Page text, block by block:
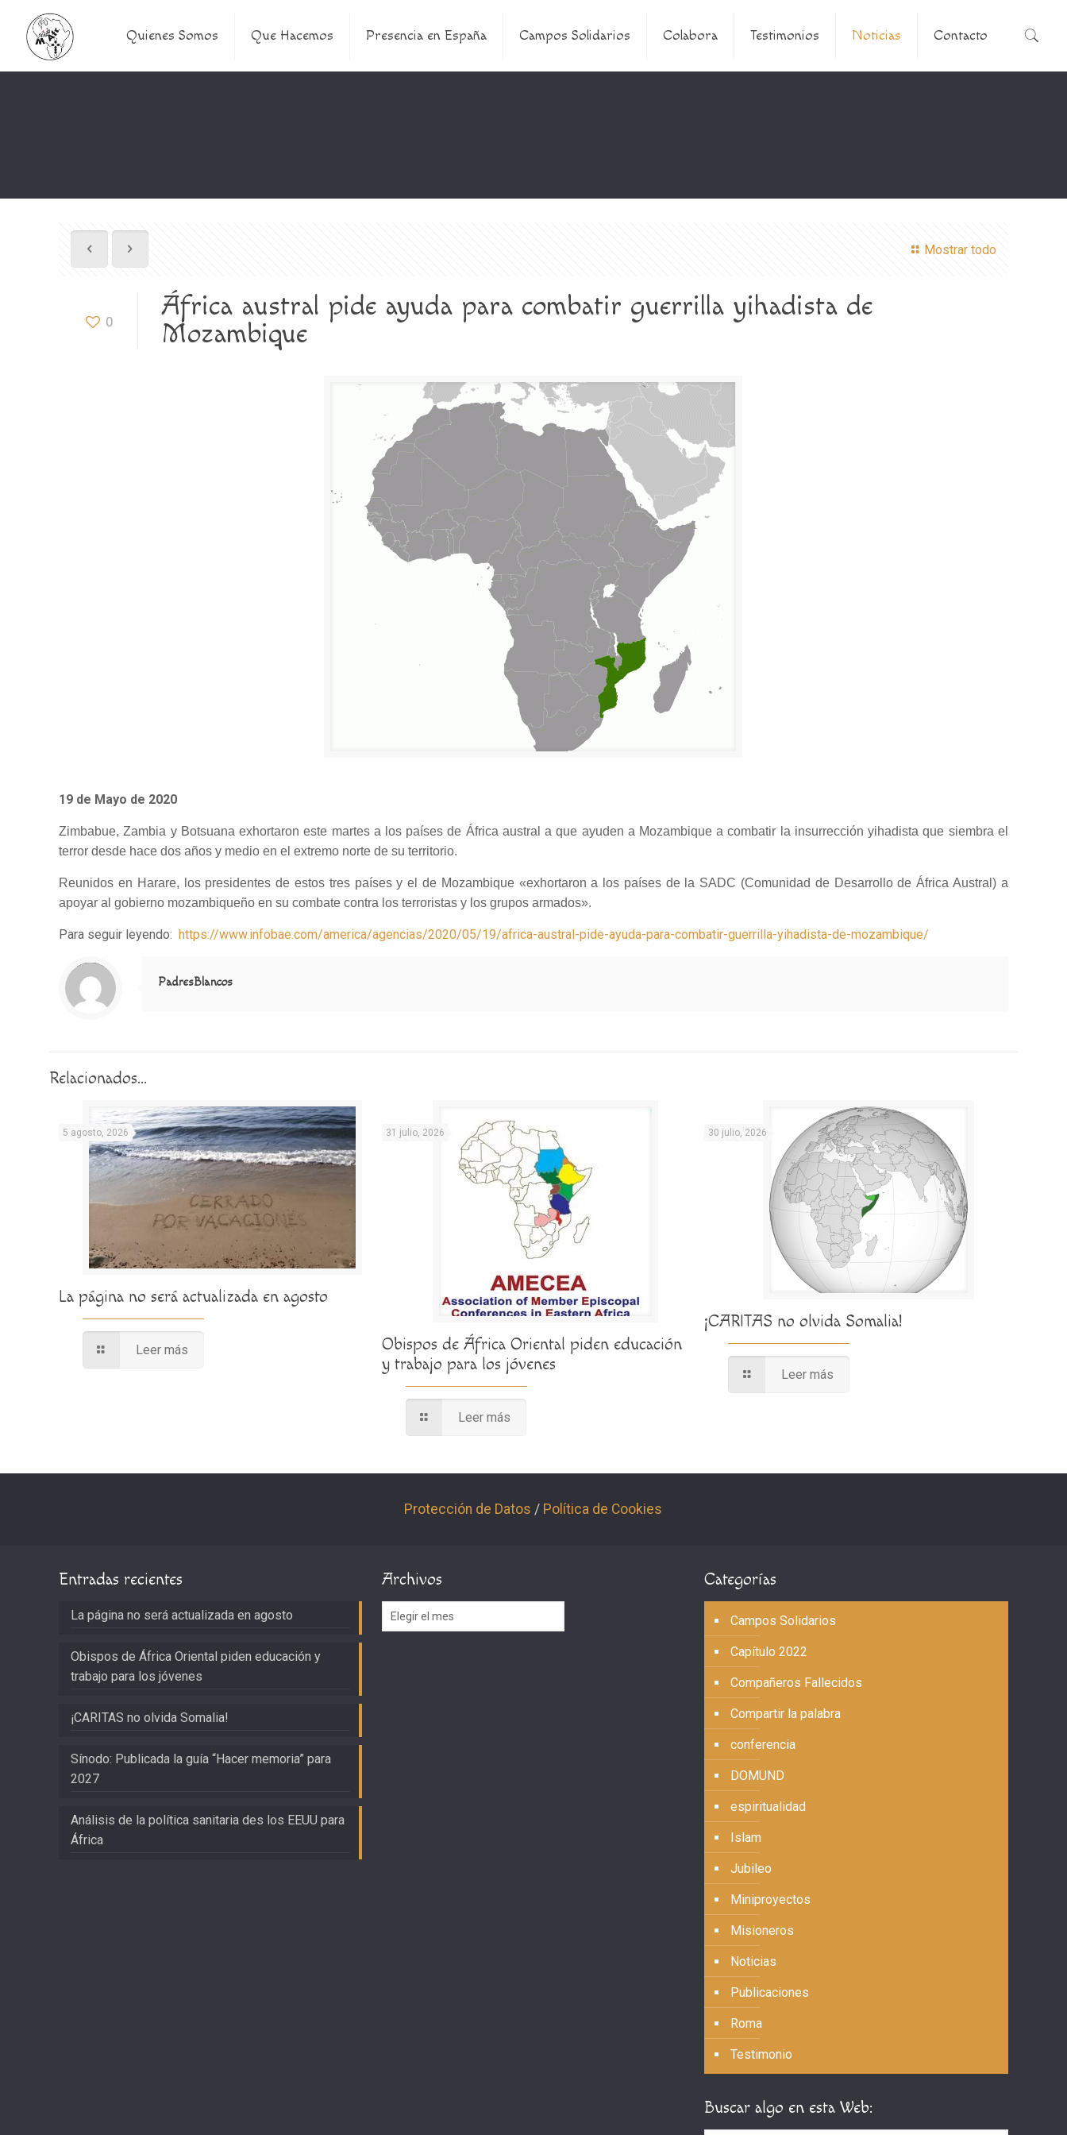
Quienes Somos Que Hacemos Presencia en España Campos Solidarios Colabora Testimonios Noticias Contacto
Mostrar todo
0
África austral pide ayuda para combatir guerrilla yihadista de
Mozambique
19 de Mayo de 2020
Zimbabue, Zambia y Botsuana exhortaron este martes a los países de África austral a que ayuden a Mozambique a combatir la insurrección yihadista que siembra el
terror desde hace dos años y medio en el extremo norte de su territorio.
Reunidos en Harare, los presidentes de estos tres países y el de Mozambique «exhortaron a los países de la SADC (Comunidad de Desarrollo de África Austral) a
apoyar al gobierno mozambiqueño en su combate contra los terroristas y los grupos armados».
Para seguir leyendo:https://www.infobae.com/america/agencias/2020/05/19/africa-austral-pide-ayuda-para-combatir-guerrilla-yihadista-de-mozambique/
Notice
: Trying to access array offset on value of type null in
/home/misioner/public_html/padresblancos/themes/betheme/includes/content-single.php
on line
286
PadresBlancos
Relacionados...
5 agosto, 2026
La página no será actualizada en agosto
Leer más
31 julio, 2026
Obispos de África Oriental piden educación
y trabajo para los jóvenes
Leer más
30 julio, 2026
¡CARITAS no olvida Somalia!
Leer más
Protección de Datos / Política de Cookies
Entradas recientes
La página no será actualizada en agosto
Obispos de África Oriental piden educación y
trabajo para los jóvenes
¡CARITAS no olvida Somalia!
Sínodo: Publicada la guía “Hacer memoria” para
2027
Análisis de la política sanitaria des los EEUU para
África
Archivos
Archivos
Categorías
Campos Solidarios
Capítulo 2022
Compañeros Fallecidos
Compartir la palabra
conferencia
DOMUND
espiritualidad
Islam
Jubileo
Miniproyectos
Misioneros
Noticias
Publicaciones
Roma
Testimonio
Buscar algo en esta Web: